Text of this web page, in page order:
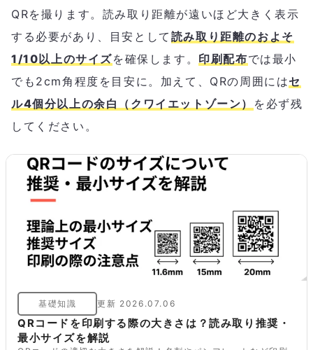
QRを撮ります。読み取り距離が遠いほど大きく表示
する必要があり、目安として 読み取り距離のおよそ
1/10以上のサイズを確保します。 印刷配布では最小
でも2cm角程度を目安に。加えて、QRの周囲にはセ
ル4個分以上の余白（クワイエットゾーン） を必ず残
してください。
基礎知識 更新 2026.07.06
QRコードを印刷する際の大きさは？読み取り推奨・
最小サイズを解説